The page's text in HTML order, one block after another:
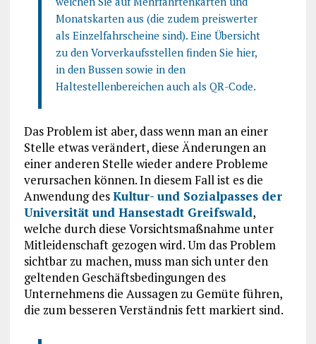
Monatskarten aus (die zudem preiswerter
als Einzelfahrscheine sind). Eine Übersicht
zu den Vorverkaufsstellen finden Sie hier,
in den Bussen sowie in den
Haltestellenbereichen auch als QR-Code.
Das Problem ist aber, dass wenn man an einer
Stelle etwas verändert, diese Änderungen an
einer anderen Stelle wieder andere Probleme
verursachen können. In diesem Fall ist es die
Anwendung desKultur- und Sozialpasses der
Universität und Hansestadt Greifswald,
welche durch diese Vorsichtsmaßnahme unter
Mitleidenschaft gezogen wird. Um das Problem
sichtbar zu machen, muss man sich unter den
geltenden Geschäftsbedingungen des
Unternehmens die Aussagen zu Gemüte führen,
die zum besseren Verständnis fett markiert sind.